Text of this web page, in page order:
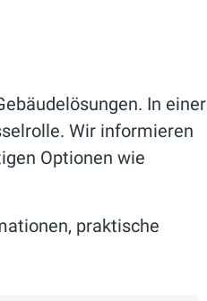
In einer
Wir informieren
Optionen wie
praktische